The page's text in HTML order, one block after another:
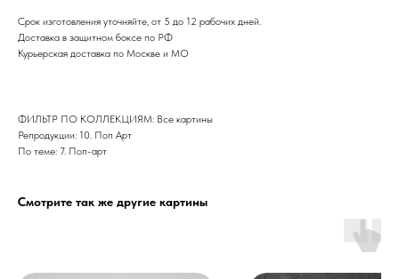
Срок изготовления уточняйте, от 5 до 12 рабочих дней.
Доставка в защитном боксе по РФ
Курьерская доставка по Москве и МО
ФИЛЬТР ПО КОЛЛЕКЦИЯМ: Все картины
Репродукции: 10. Поп Арт
По теме: 7. Поп-арт
Смотрите так же другие картины